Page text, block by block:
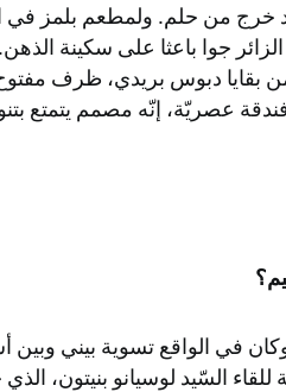
خرج من حلم. ولمطعم بلمز في
جوا باعثا على سكينة
من بقايا دبوس بريدي، ظرف
عصريّة، إنّه مصمم يتمتع
في الواقع تسوية بيني وبين
السّيد لوسيانو بنيتون،